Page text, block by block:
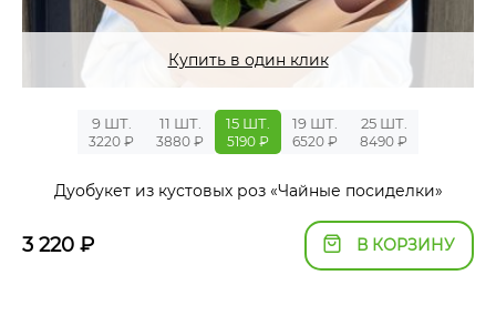
Купить в один клик
9 ШТ.
3220 ₽
11 ШТ.
3880 ₽
15 ШТ.
5190 ₽
19 ШТ.
6520 ₽
25 ШТ.
8490 ₽
Дуобукет из кустовых роз «Чайные посиделки»
3 220 ₽ В КОРЗИНУ